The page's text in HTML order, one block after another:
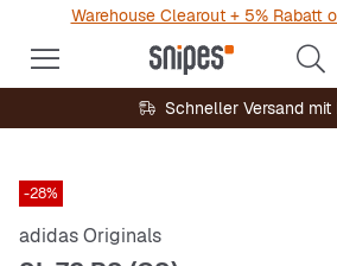
Warehouse Clearout + 5% Rabatt
Schneller Versand mit
-28%
adidas Originals